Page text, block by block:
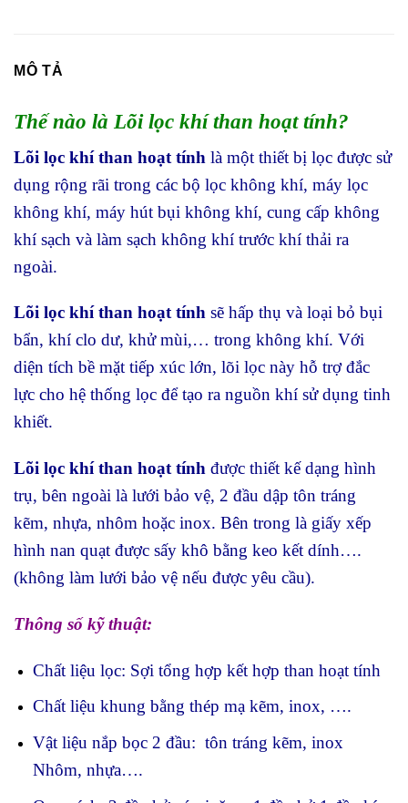
MÔ TẢ
Thế nào là Lõi lọc khí than hoạt tính?
Lõi lọc khí than hoạt tính là một thiết bị lọc được sử
dụng rộng rãi trong các bộ lọc không khí, máy lọc
không khí, máy hút bụi không khí, cung cấp không
khí sạch và làm sạch không khí trước khí thải ra
ngoài.
Lõi lọc khí than hoạt tính sẽ hấp thụ và loại bỏ bụi
bẩn, khí clo dư, khử mùi,… trong không khí. Với
diện tích bề mặt tiếp xúc lớn, lõi lọc này hỗ trợ đắc
lực cho hệ thống lọc để tạo ra nguồn khí sử dụng tinh
khiết.
Lõi lọc khí than hoạt tính được thiết kế dạng hình
trụ, bên ngoài là lưới bảo vệ, 2 đầu dập tôn tráng
kẽm, nhựa, nhôm hoặc inox. Bên trong là giấy xếp
hình nan quạt được sấy khô bằng keo kết dính….
(không làm lưới bảo vệ nếu được yêu cầu).
Thông số kỹ thuật:
Chất liệu lọc: Sợi tổng hợp kết hợp than hoạt tính
Chất liệu khung bằng thép mạ kẽm, inox, ….
Vật liệu nắp bọc 2 đầu: tôn tráng kẽm, inox
Nhôm, nhựa….